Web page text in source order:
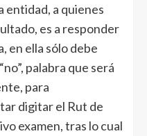
entidad, a quienes
es a responder
en ella sólo debe
palabra que será
para
digitar el Rut de
examen, tras lo cual